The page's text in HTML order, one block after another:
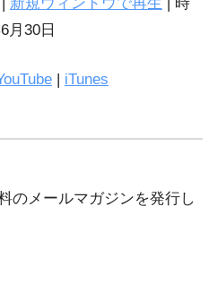
Spotify
月30日
| iTunes
のメールマガジンを発行し